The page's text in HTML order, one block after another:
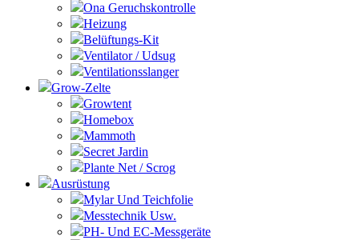
Ona Geruchskontrolle
Heizung
Belüftungs-Kit
Ventilator / Udsug
Ventilationsslanger
Grow-Zelte
Growtent
Homebox
Mammoth
Secret Jardin
Plante Net / Scrog
Ausrüstung
Mylar Und Teichfolie
Messtechnik Usw.
PH- Und EC-Messgeräte